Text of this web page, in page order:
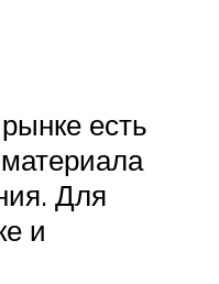
есть
Для
и